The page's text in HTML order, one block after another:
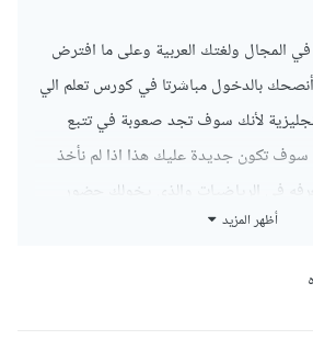
المجال ولغتك العربية وعلى ما افترض
بالدخول مباشرتا في كورس تعلم الي
لأنك سوف تجد صعوبة في تتبع
تكون جديدة عليك هذا اذا لم نأخذ
في الرياضيات والذي يخولك حضور
يوجد كورس باللغة العربية على
أظهر المزيد